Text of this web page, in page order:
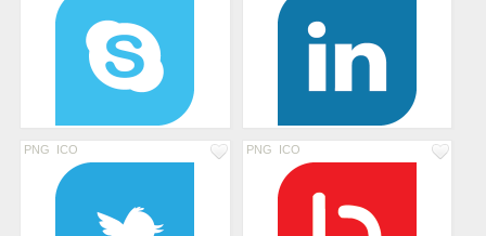
PNG ICO PNG ICO